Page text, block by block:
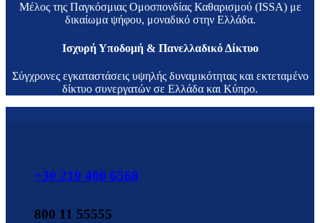
Μέλος της Παγκόσμιας Ομοσπονδίας Καθαρισμού (ISSA) με
δικαίωμα ψήφου, μοναδικό στην Ελλάδα.
Ισχυρή Υποδομή & Πανελλαδικό Δίκτυο
Σύγχρονες εγκαταστάσεις υψηλής δυναμικότητας και εκτεταμένο
δίκτυο συνεργατών σε Ελλάδα και Κύπρο.
+30 210 400 6568
800 11 55555